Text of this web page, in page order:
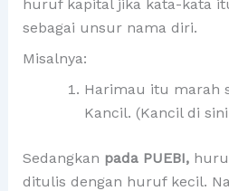
huruf kapital jika kata-kata
sebagai unsur nama diri.
Misalnya:
Harimau itu marah
Kancil. (Kancil di
Sedangkan pada PUEBI,
ditulis dengan huruf kecil.